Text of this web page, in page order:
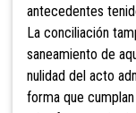
antecedentes
La conciliación
saneamiento de
nulidad del acto
forma que